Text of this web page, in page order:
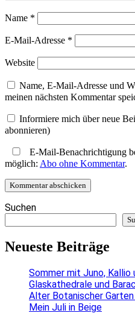
Name *
E-Mail-Adresse *
Website
Name, E-Mail-Adresse und
meinen nächsten Kommentar
Informiere mich über neue
abonnieren)
E-Mail-Benachrichtigung
möglich: Abo ohne Kommentar.
Suchen
Neueste Beiträge
Sommer mit Juno, Kallio
Glaskathedrale und
Alter Botanischer
Mein Juli in Beige